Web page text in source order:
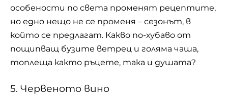
особености по света променят рецептите,
но едно нещо не се променя – сезонът, в
който се предлагат. Какво по-хубаво от
пощипващ бузите ветрец и голяма чаша,
топлеща както ръцете, така и душата?
5. Червеното вино